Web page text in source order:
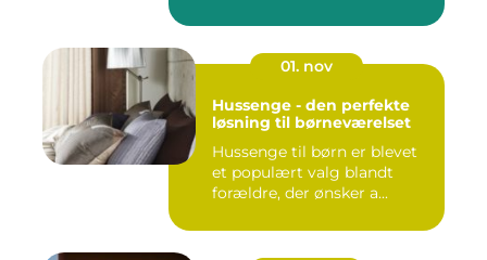
01. nov
Hussenge - den perfekte
løsning til børneværelset
Hussenge til børn er blevet
et populært valg blandt
forældre, der ønsker a...